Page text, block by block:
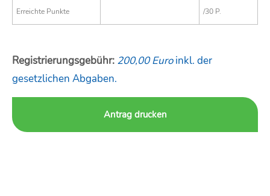
Erreichte Punkte /30 P.
Registrierungsgebühr: 200,00 Euroinkl. der
gesetzlichen Abgaben.
Antrag drucken